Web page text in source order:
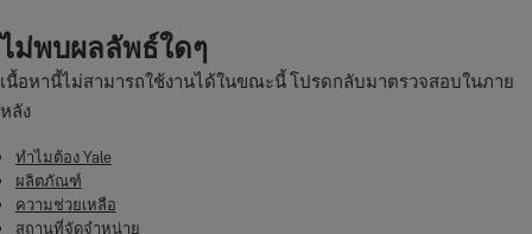
ไม่พบผลลัพธ์ใดๆ
เนื้อหานี้ไม่สามารถใช้งานได้ในขณะนี้ โปรดกลับมาตรวจสอบในภาย
หลัง
ทำไมต้อง Yale
ผลิตภัณฑ์
ความช่วยเหลือ
สถานที่จัดจำหน่าย